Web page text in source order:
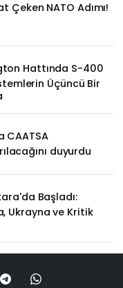
Çeken NATO Adımı!
Hattında S-400
Üçüncü Bir
CAATSA
duyurdu
Başladı:
Ukrayna ve Kritik